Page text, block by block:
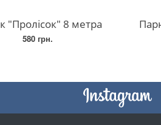
"Пролісок" 8 метра
580 грн.